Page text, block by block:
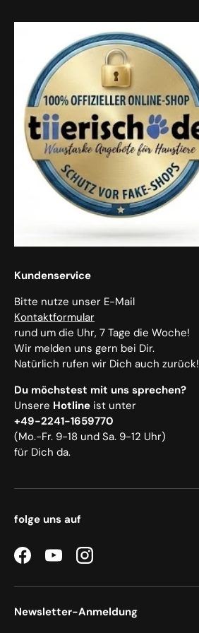
Kundenservice
Bitte nutze unser E-Mail
Kontaktformular
rund um die Uhr, 7 Tage die Woche!
Wir melden uns gern bei Dir.
Natürlich rufen wir Dich auch zurück!
Du möchstest mit uns sprechen?
Unsere Hotline ist unter
+49-2241-1659770
(Mo.-Fr. 9-18 und Sa. 9-12 Uhr)
für Dich da.
folge uns auf
FacebookYouTubeInstagram
Newsletter-Anmeldung